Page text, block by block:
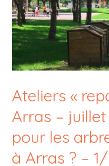
Ateliers «
Arras –
pour les
à Arras ? –